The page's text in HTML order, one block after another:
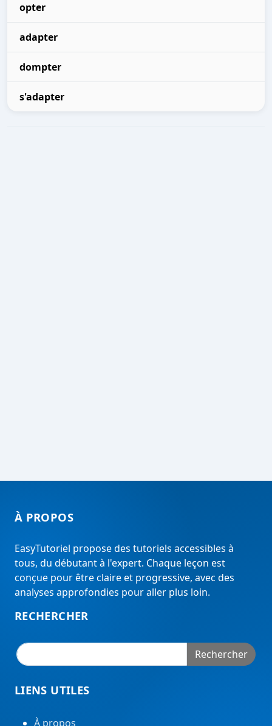
opter
adapter
dompter
s'adapter
À PROPOS
EasyTutoriel propose des tutoriels accessibles à
tous, du débutant à l'expert. Chaque leçon est
conçue pour être claire et progressive, avec des
analyses approfondies pour aller plus loin.
RECHERCHER
Rechercher
LIENS UTILES
À propos